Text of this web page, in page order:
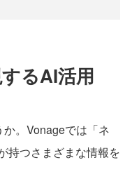
るAI活用
。Vonageでは「ネ
持つさまざまな情報を